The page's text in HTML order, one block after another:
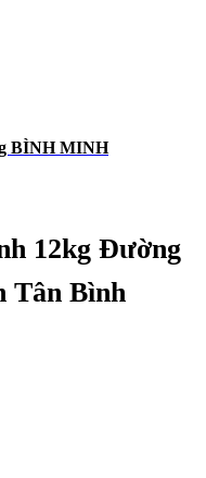
BÌNH MINH
12kg Đường
Tân Bình